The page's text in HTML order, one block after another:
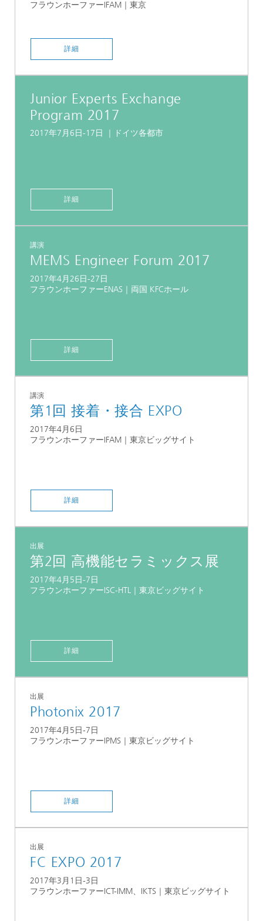
フラウンホーファーIFAM｜東京
詳細
Junior Experts Exchange
Program 2017
2017年7月6日-17日 ｜ドイツ各都市
詳細
講演
MEMS Engineer Forum 2017
2017年4月26日-27日
フラウンホーファーENAS｜両国 KFCホール
詳細
講演
第1回 接着・接合 EXPO
2017年4月6日
フラウンホーファーIFAM｜東京ビッグサイト
詳細
出展
第2回 高機能セラミックス展
2017年4月5日-7日
フラウンホーファーISC-HTL｜東京ビッグサイト
詳細
出展
Photonix 2017
2017年4月5日-7日
フラウンホーファーIPMS｜東京ビッグサイト
詳細
出展
FC EXPO 2017
2017年3月1日-3日
フラウンホーファーICT-IMM、IKTS｜東京ビッグサイト